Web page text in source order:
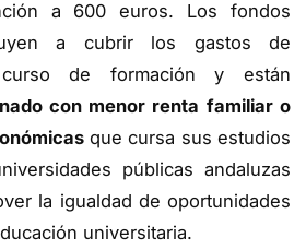
a 600 euros. Los fondos
a cubrir los gastos de
de formación y están
con menor renta familiar o
que cursa sus estudios
públicas andaluzas
la igualdad de oportunidades
universitaria.